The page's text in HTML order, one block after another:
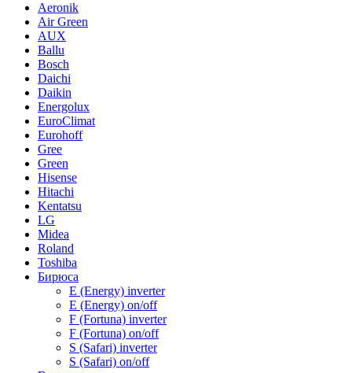
Aeronik
Air Green
AUX
Ballu
Bosch
Daichi
Daikin
Energolux
EuroClimat
Eurohoff
Gree
Green
Hisense
Hitachi
Kentatsu
LG
Midea
Roland
Toshiba
Бирюса
E (Energy) inverter
E (Energy) on/off
F (Fortuna) inverter
F (Fortuna) on/off
S (Safari) inverter
S (Safari) on/off